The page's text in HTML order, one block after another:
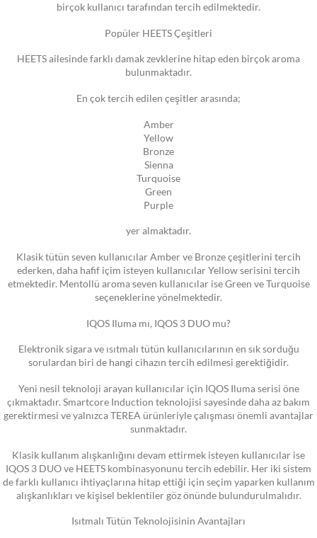
birçok kullanıcı tarafından tercih edilmektedir.
Popüler HEETS Çeşitleri
HEETS ailesinde farklı damak zevklerine hitap eden birçok aroma
bulunmaktadır.
En çok tercih edilen çeşitler arasında;
Amber
Yellow
Bronze
Sienna
Turquoise
Green
Purple
yer almaktadır.
Klasik tütün seven kullanıcılar Amber ve Bronze çeşitlerini tercih
ederken, daha hafif içim isteyen kullanıcılar Yellow serisini tercih
etmektedir. Mentollü aroma seven kullanıcılar ise Green ve Turquoise
seçeneklerine yönelmektedir.
IQOS Iluma mı, IQOS 3 DUO mu?
Elektronik sigara ve ısıtmalı tütün kullanıcılarının en sık sorduğu
sorulardan biri de hangi cihazın tercih edilmesi gerektiğidir.
Yeni nesil teknoloji arayan kullanıcılar için IQOS Iluma serisi öne
çıkmaktadır. Smartcore Induction teknolojisi sayesinde daha az bakım
gerektirmesi ve yalnızca TEREA ürünleriyle çalışması önemli avantajlar
sunmaktadır.
Klasik kullanım alışkanlığını devam ettirmek isteyen kullanıcılar ise
IQOS 3 DUO ve HEETS kombinasyonunu tercih edebilir. Her iki sistem
de farklı kullanıcı ihtiyaçlarına hitap ettiği için seçim yaparken kullanım
alışkanlıkları ve kişisel beklentiler göz önünde bulundurulmalıdır.
Isıtmalı Tütün Teknolojisinin Avantajları